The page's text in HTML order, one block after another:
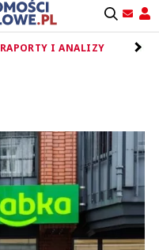
RAPORTY I ANALIZY